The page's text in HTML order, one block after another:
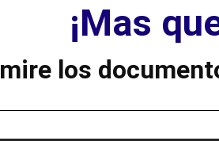
¡Mas
mire los